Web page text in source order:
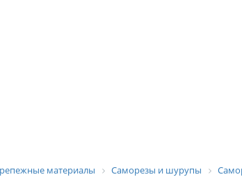
материалы Саморезы и шурупы